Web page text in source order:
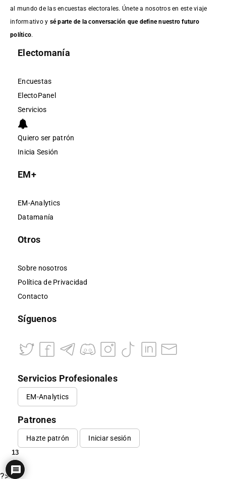
al mundo de las encuestas electorales. Únete a nosotros en este viaje
informativo y sé parte de la conversación que define nuestro futuro
político.
Electomanía
Encuestas
ElectoPanel
Servicios
Quiero ser patrón
Inicia Sesión
EM+
EM-Analytics
Datamanía
Otros
Sobre nosotros
Política de Privacidad
Contacto
Síguenos
Servicios Profesionales
EM-Analytics
Patrones
Hazte patrón Iniciar sesión
13
?>